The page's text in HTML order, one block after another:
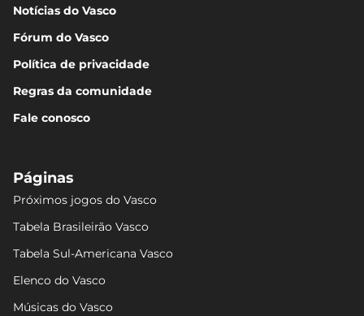
Notícias do Vasco
Fórum do Vasco
Política de privacidade
Regras da comunidade
Fale conosco
Páginas
Próximos jogos do Vasco
Tabela Brasileirão Vasco
Tabela Sul-Americana Vasco
Elenco do Vasco
Músicas do Vasco